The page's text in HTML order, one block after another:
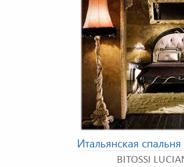
Итальянская
BITOSSI